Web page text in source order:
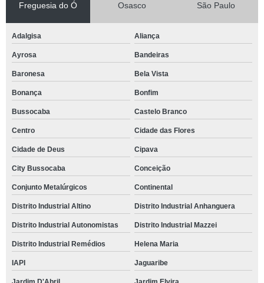
Freguesia do Ó Osasco São Paulo
Adalgisa Aliança
Ayrosa Bandeiras
Baronesa Bela Vista
Bonança Bonfim
Bussocaba Castelo Branco
Centro Cidade das Flores
Cidade de Deus Cipava
City Bussocaba Conceição
Conjunto Metalúrgicos Continental
Distrito Industrial Altino Distrito Industrial Anhanguera
Distrito Industrial Autonomistas Distrito Industrial Mazzei
Distrito Industrial Remédios Helena Maria
IAPI Jaguaribe